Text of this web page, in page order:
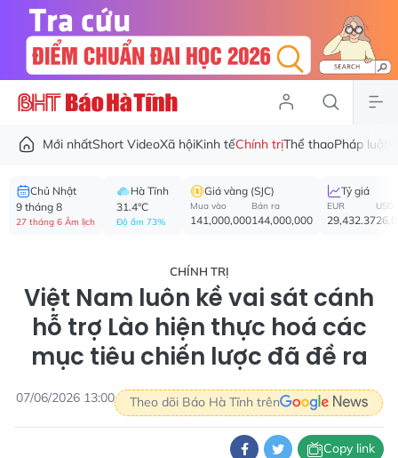
Mới nhấtShort VideoXã hộiKinh tếChính trịThể thaoPháp luật
Chủ Nhật
9 tháng 8
27 tháng 6 Âm lịch
Hà Tĩnh
31.4°C
Độ ẩm 73%
Giá vàng (SJC)
Mua vào
141,000,000
Bán ra
144,000,000
Tỷ giá
EUR
29,432.37
USD
CHÍNH TRỊ
Việt Nam luôn kề vai sát cánh
hỗ trợ Lào hiện thực hoá các
mục tiêu chiến lược đã đề ra
07/06/2026 13:00 Theo dõi Báo Hà Tĩnh trên
Copy link